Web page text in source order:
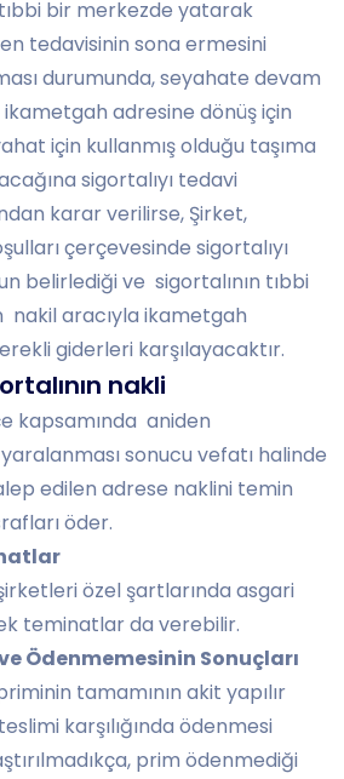
bir merkezde yatarak
tedavisinin sona ermesini
durumunda, seyahate devam
adresine dönüş için
için kullanmış olduğu taşıma
sigortalıyı tedavi
karar verilirse, Şirket,
çerçevesinde sigortalıyı
belirlediği ve sigortalının tıbbi
nakil aracıyla ikametgah
giderleri karşılayacaktır.
nakli
kapsamında aniden
sonucu vefatı halinde
edilen adrese naklini temin
öder.
özel şartlarında asgari
teminatlar da verebilir.
Ödenmemesinin Sonuçları
tamamının akit yapılır
karşılığında ödenmesi
prim ödenmediği